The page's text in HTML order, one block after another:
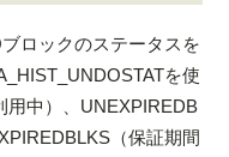
ロックのステータスを
を使
用中）、UNEXPIREDB
（保証期間